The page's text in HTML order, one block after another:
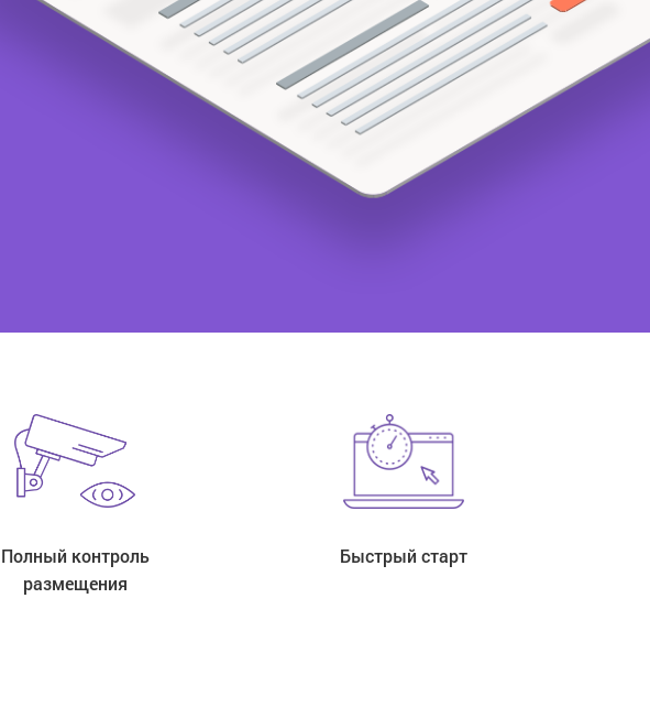
Полный контроль
размещения
Быстрый старт